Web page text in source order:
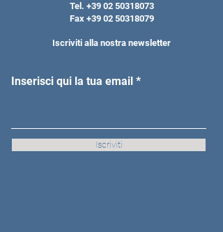
Tel. +39 02 50318073
Fax +39 02 50318079
Iscriviti alla nostra newsletter
Inserisci qui la tua email
Iscriviti